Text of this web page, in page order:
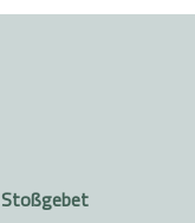
Stoßgebet